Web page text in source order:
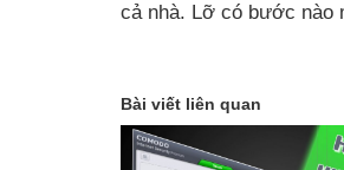
cả nhà. Lỡ có bước nào
Bài viết liên quan